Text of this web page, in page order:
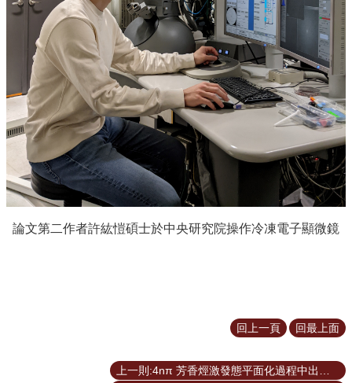
論文第二作者許紘愷碩士於中央研究院操作冷凍電子顯微鏡
回上一頁 回最上面
上一則:4nπ 芳香烴激發態平面化過程中出現熱平衡態現象